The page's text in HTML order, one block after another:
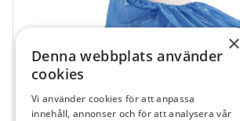
701050
×
Denna webbplats använder
cookies
Vi använder cookies för att anpassa
innehåll, annonser och för att analysera vår